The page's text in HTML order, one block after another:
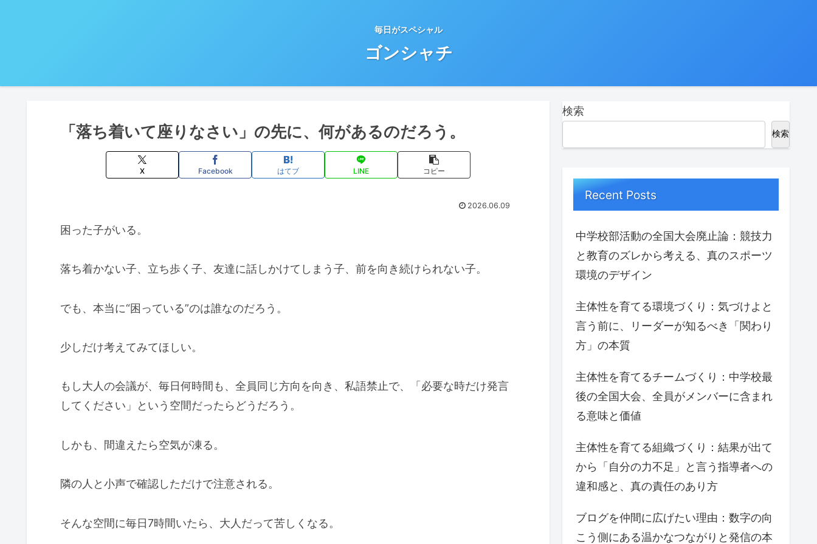
毎日がスペシャル
ゴンシャチ
「落ち着いて座りなさい」の先に、何があるのだろう。
X Facebook はてブ LINE コピー
2026.06.09
困った子がいる。
落ち着かない子、立ち歩く子、友達に話しかけてしまう子、前を向き続けられない子。
でも、本当に“困っている”のは誰なのだろう。
少しだけ考えてみてほしい。
もし大人の会議が、毎日何時間も、全員同じ方向を向き、私語禁止で、「必要な時だけ発言
してください」という空間だったらどうだろう。
しかも、間違えたら空気が凍る。
隣の人と小声で確認しただけで注意される。
そんな空間に毎日7時間いたら、大人だって苦しくなる。
検索
検索
Recent Posts
中学校部活動の全国大会廃止論：競技力
と教育のズレから考える、真のスポーツ
環境のデザイン
主体性を育てる環境づくり：気づけよと
言う前に、リーダーが知るべき「関わり
方」の本質
主体性を育てるチームづくり：中学校最
後の全国大会、全員がメンバーに含まれ
る意味と価値
主体性を育てる組織づくり：結果が出て
から「自分の力不足」と言う指導者への
違和感と、真の責任のあり方
ブログを仲間に広げたい理由：数字の向
こう側にある温かなつながりと発信の本